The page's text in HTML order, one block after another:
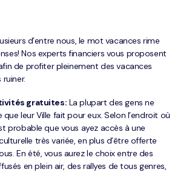
d’entre nous, le mot vacances rime
Nos experts financiers vous proposent
de profiter pleinement des vacances
gratuites: La plupart des gens ne
leur Ville fait pour eux. Selon l’endroit où
probable que vous ayez accès à une
très variée, en plus d’être offerte
En été, vous aurez le choix entre des
en plein air, des rallyes de tous genres,